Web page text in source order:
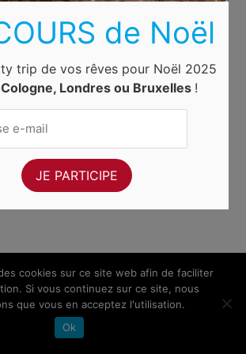
cookies sur ce site web afin de faciliter
Si vous continuez sur ce site, nous
que vous en acceptez l'utilisation.
Ok
de Noël
trip de vos rêves pour Noël 2025
Londres ou Bruxelles !